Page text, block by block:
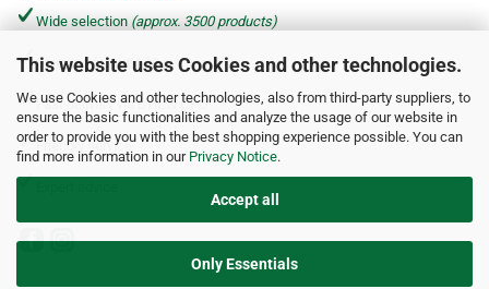
This website uses Cookies and other technologies.
We use Cookies and other technologies, also from third-party suppliers, to
ensure the basic functionalities and analyze the usage of our website in
order to provide you with the best shopping experience possible. You can
find more information in our Privacy Notice.
Accept all
Only Essentials
Wide selection (approx. 3500 products)
Shipping from €4.90 per parcel*
Fast delivery via DHL & DPD
Friendly service